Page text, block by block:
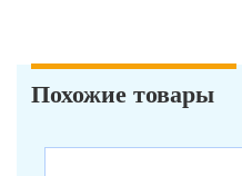
Похожие товары